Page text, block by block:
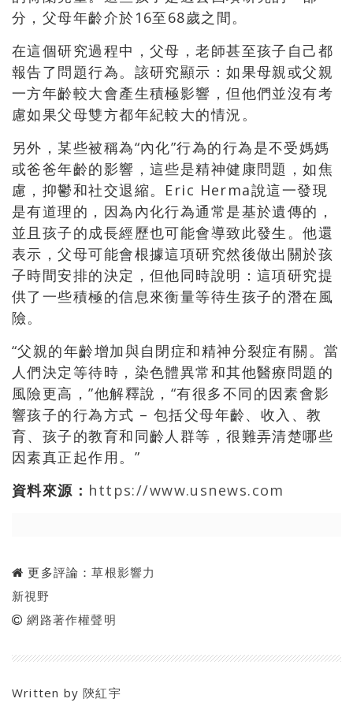
分，父母年齡介於16至68歲之間。
在這個研究過程中，父母，老師甚至孩子自己都
報告了問題行為。該研究顯示：如果母親或父親
一方年齡較大會產生積極影響，但他們並沒有考
慮如果父母雙方都年紀較大的情況。
另外，某些被稱為“內化”行為的行為是不受媽媽
或爸爸年齡的影響，這些是精神健康問題，如焦
慮，抑鬱和社交退縮。 Eric Herma說這一發現
是有道理的，因為內化行為通常是基於遺傳的，
並且孩子的成長經歷也可能會導致此發生。他還
表示，父母可能會根據這項研究然後做出關於孩
子時間安排的決定，但他同時說明：這項研究提
供了一些積極的信息來衡量等待生孩子的潛在風
險。
“父親的年齡增加與自閉症和精神分裂症有關。當
人們決定等待時，染色體異常和其他醫療問題的
風險更高，”他解釋說， “有很多不同的因素會影
響孩子的行為方式 – 包括父母年齡、收入、教
育、孩子的教育和同齡人群等，很難弄清楚哪些
因素真正起作用。 ”
資料來源： https://www.usnews.com
更多評論：草根影響力
新視野
網路著作權聲明
Written by陝紅宇